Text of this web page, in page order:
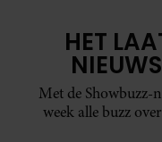
HET
Met de
week alle buzz